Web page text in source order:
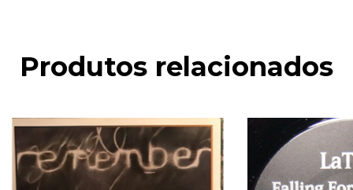
Produtos relacionados